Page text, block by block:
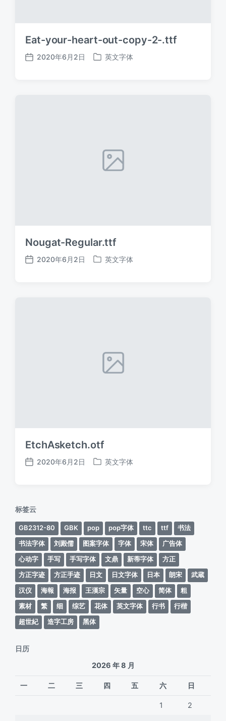
Eat-your-heart-out-copy-2-.ttf
发
2020年6月2日
发
英文字体
Nougat-Regular.ttf
发
2020年6月2日
发
英文字体
EtchAsketch.otf
发
2020年6月2日
发
英文字体
标签云
GB2312-80 GBK pop pop字体 ttc ttf
书法
书法字体
刘殿儒 图案字体 字体 宋体
广告体
心动字
手写 手写字体 文鼎 新蒂字体
方正
方正字迹
方正手迹 日文 日文字体 日本 朗宋
武蔵
汉仪
海報 海报 王漢宗 矢量 空心 简体
粗
素材
繁 细 综艺 花体 英文字体 行书
行楷
超世紀
造字工房 黑体
日历
2026 年 8 月
一 二 三 四 五 六 日
1 2